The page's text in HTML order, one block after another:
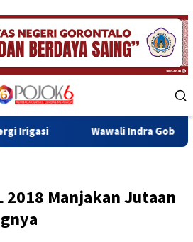
Wawali Indra Gobel Tegaskan
2018 Manjakan Jutaan